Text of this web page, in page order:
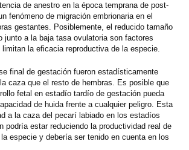
de anestro en la época temprana de post-
fenómeno de migración embrionaria en el
gestantes. Posiblemente, el reducido tamaño
junto a la baja tasa ovulatoria son factores
la eficacia reproductiva de la especie.
final de gestación fueron estadísticamente
caza que el resto de hembras. Es posible que
fetal en estadío tardío de gestación pueda
de huida frente a cualquier peligro. Esta
a la caza del pecarí labiado en los estadíos
podría estar reduciendo la productividad real de
especie y debería ser tenido en cuenta en los